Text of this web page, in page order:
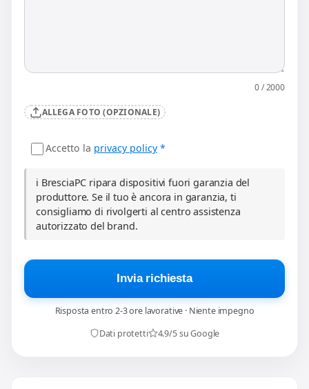
0 / 2000
ALLEGA FOTO (OPZIONALE)
Accetto la privacy policy *
ℹ️ BresciaPC ripara dispositivi fuori garanzia del
produttore. Se il tuo è ancora in garanzia, ti
consigliamo di rivolgerti al centro assistenza
autorizzato del brand.
Invia richiesta
Risposta entro 2-3 ore lavorative · Niente impegno
Dati protetti
4.9/5 su Google